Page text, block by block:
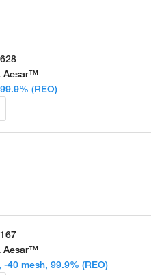
Aesar™
(REO)
Aesar™
40 mesh, 99.9% (REO)